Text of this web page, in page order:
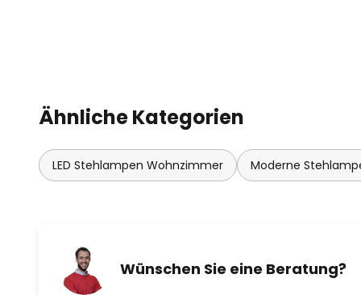
Ähnliche Kategorien
LED Stehlampen Wohnzimmer Moderne
Wünschen Sie eine Beratung?